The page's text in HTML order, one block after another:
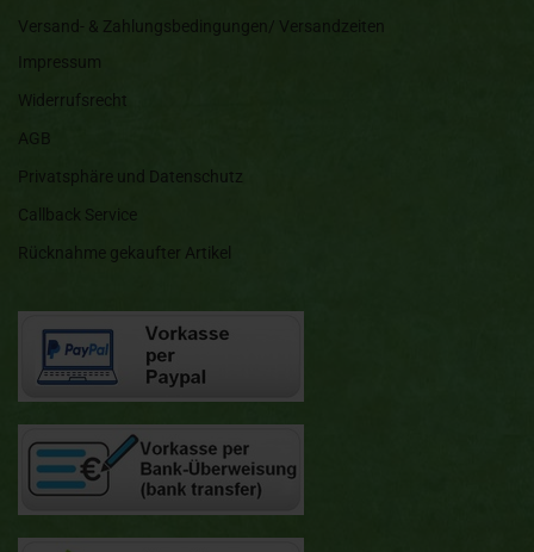
Versand- & Zahlungsbedingungen/ Versandzeiten
Impressum
Widerrufsrecht
AGB
Privatsphäre und Datenschutz
Callback Service
Rücknahme gekaufter Artikel